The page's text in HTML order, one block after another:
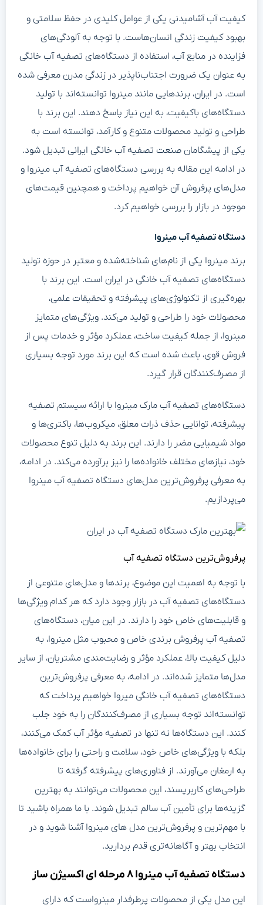
کیفیت آب آشامیدنی یکی از عوامل کلیدی در حفظ سلامتی و
بهبود کیفیت زندگی انسان‌هاست. با توجه به آلودگی‌های
فزاینده در منابع آب، استفاده از دستگاه‌های تصفیه آب خانگی
به عنوان یک ضرورت اجتناب‌ناپذیر در زندگی مدرن معرفی شده
است. در ایران، برندهایی مانند مینروا توانسته‌اند با تولید
دستگاه‌های باکیفیت، به این نیاز پاسخ دهند. این برند با
طراحی و تولید محصولات متنوع و کارآمد، توانسته است به
یکی از پیشگامان صنعت تصفیه آب خانگی ایرانی تبدیل شود.
در ادامه این مقاله به بررسی دستگاه‌های تصفیه آب مینروا و
مدل‌های پرفروش آن خواهیم پرداخت و همچنین قیمت‌های
موجود در بازار را بررسی خواهیم کرد.
دستگاه تصفیه آب مینروا
برند مینروا یکی از نام‌های شناخته‌شده و معتبر در حوزه تولید
دستگاه‌های تصفیه آب خانگی در ایران است. این برند با
بهره‌گیری از تکنولوژی‌های پیشرفته و تحقیقات علمی،
محصولات خود را طراحی و تولید می‌کند. ویژگی‌های متمایز
مینروا، از جمله کیفیت ساخت، عملکرد مؤثر و خدمات پس از
فروش قوی، باعث شده است که این برند مورد توجه بسیاری
از مصرف‌کنندگان قرار گیرد.
دستگاه‌های تصفیه آب مارک مینروا با ارائه سیستم تصفیه
پیشرفته، توانایی حذف ذرات معلق، میکروب‌ها، باکتری‌ها و
مواد شیمیایی مضر را دارند. این برند به دلیل تنوع محصولات
خود، نیازهای مختلف خانواده‌ها را نیز برآورده می‌کند. در ادامه،
به معرفی پرفروش‌ترین مدل‌های دستگاه تصفیه آب مینروا
می‌پردازیم.
پرفروش‌ترین دستگاه تصفیه آب
با توجه به اهمیت این موضوع، برندها و مدل‌های متنوعی از
دستگاه‌های تصفیه آب در بازار وجود دارد که هر کدام ویژگی‌ها
و قابلیت‌های خاص خود را دارند. در این میان، دستگاه‌های
تصفیه آب پرفروش برندی خاص و محبوب مثل مینروا، به
دلیل کیفیت بالا، عملکرد مؤثر و رضایت‌مندی مشتریان، از سایر
مدل‌ها متمایز شده‌اند. در ادامه، به معرفی پرفروش‌ترین
دستگاه‌های تصفیه آب خانگی میروا خواهیم پرداخت که
توانسته‌اند توجه بسیاری از مصرف‌کنندگان را به خود جلب
کنند. این دستگاه‌ها نه تنها در تصفیه مؤثر آب کمک می‌کنند،
بلکه با ویژگی‌های خاص خود، سلامت و راحتی را برای خانواده‌ها
به ارمغان می‌آورند. از فناوری‌های پیشرفته گرفته تا
طراحی‌های کاربرپسند، این محصولات می‌توانند به بهترین
گزینه‌ها برای تأمین آب سالم تبدیل شوند. با ما همراه باشید تا
با مهم‌ترین و پرفروش‌ترین مدل های مینروا آشنا شوید و در
انتخاب بهتر و آگاهانه‌تری قدم بردارید.
دستگاه تصفیه آب مینروا ۸ مرحله ای اکسیژن ساز
این مدل یکی از محصولات پرطرفدار مینرواست که دارای